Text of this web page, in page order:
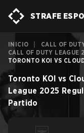
STRAFE
INICIO CALL OF
CALL OF DUTY LEAGUE
TORONTO KOI VS
Toronto KOI vs
League 2025
Partido